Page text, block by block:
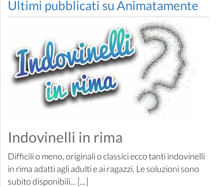
Ultimi pubblicati su Animatamente
Indovinelli in rima
Difficili o meno, originali o classici ecco tanti indovinelli
in rima adatti agli adulti e ai ragazzi. Le soluzioni sono
subito disponibili... [...]